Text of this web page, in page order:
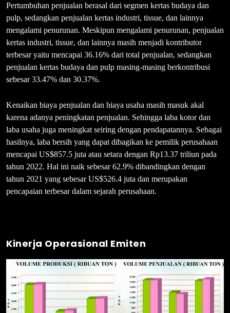
Pertumbuhan penjualan berasal dari segmen kertas budaya dan
pulp, sedangkan penjualan kertas industri, tissue, dan lainnya
mengalami penurunan. Meskipun mengalami penurunan, penjualan
kertas industri, tissue, dan lainnya masih menjadi kontributor
terbesar yaitu mencapai 36.16% dari total penjualan, sedangkan
penjualan kertas budaya dan pulp masing-masing berkontribusi
sebesar 33.47% dan 30.37%.
Kenaikan biaya penjualan dan biaya usaha masih masuk akal
karena adanya peningkatan penjualan. Sehingga laba kotor dan
laba usaha juga meningkat seiring dengan pendapatannya. Sebagai
hasilnya, laba bersih yang dapat dibagikan ke pemilik perusahaan
mencapai US$857.5 juta atau setara dengan Rp13.37 triliun pada
tahun 2022. Hal ini naik sebesar 62.9% dibandingkan dengan
tahun 2021 yang sebesar US$526.4 juta dan merupakan
pencapaian terbesar dalam sejarah perusahaan.
Kinerja Operasional Emiten